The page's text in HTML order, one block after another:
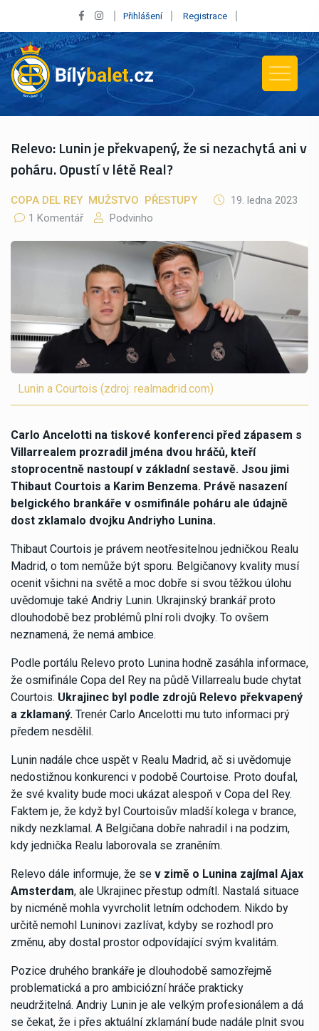
Přihlášení Registrace
Relevo: Lunin je překvapený, že si nezachytá ani v
poháru. Opustí v létě Real?
COPA DEL REY MUŽSTVO PŘESTUPY
19. ledna 2023
1 Komentář
Podvinho
Lunin a Courtois (zdroj: realmadrid.com)
Carlo Ancelotti na tiskové konferenci před zápasem s
Villarrealem prozradil jména dvou hráčů, kteří
stoprocentně nastoupí v základní sestavě. Jsou jimi
Thibaut Courtois a Karim Benzema. Právě nasazení
belgického brankáře v osmifinále poháru ale údajně
dost zklamalo dvojku Andriyho Lunina.
Thibaut Courtois je právem neotřesitelnou jedničkou Realu
Madrid, o tom nemůže být sporu. Belgičanovy kvality musí
ocenit všichni na světě a moc dobře si svou těžkou úlohu
uvědomuje také Andriy Lunin. Ukrajinský brankář proto
dlouhodobě bez problémů plní roli dvojky. To ovšem
neznamená, že nemá ambice.
Podle portálu Relevo proto Lunina hodně zasáhla informace,
že osmifinále Copa del Rey na půdě Villarrealu bude chytat
Courtois. Ukrajinec byl podle zdrojů Relevo překvapený
a zklamaný. Trenér Carlo Ancelotti mu tuto informaci prý
předem nesdělil.
Lunin nadále chce uspět v Realu Madrid, ač si uvědomuje
nedostižnou konkurenci v podobě Courtoise. Proto doufal,
že své kvality bude moci ukázat alespoň v Copa del Rey.
Faktem je, že když byl Courtoisův mladší kolega v brance,
nikdy nezklamal. A Belgičana dobře nahradil i na podzim,
kdy jednička Realu laborovala se zraněním.
Relevo dále informuje, že se v zimě o Lunina zajímal Ajax
Amsterdam, ale Ukrajinec přestup odmítl. Nastalá situace
by nicméně mohla vyvrcholit letním odchodem. Nikdo by
určitě nemohl Luninovi zazlívat, kdyby se rozhodl pro
změnu, aby dostal prostor odpovídající svým kvalitám.
Pozice druhého brankáře je dlouhodobě samozřejmě
problematická a pro ambiciózní hráče prakticky
neudržitelná. Andriy Lunin je ale velkým profesionálem a dá
se čekat, že i přes aktuální zklamání bude nadále plnit svou